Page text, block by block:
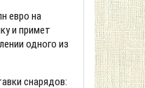
евро на
и примет
одного из
снарядов: